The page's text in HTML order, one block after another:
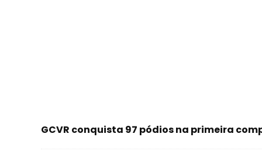
GCVR conquista 97 pódios na primeira